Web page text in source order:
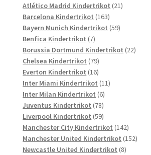
Produkte
Atlético Madrid Kindertrikot 2121
Barcelona Kindertrikot 163163
Produkte
Bayern Munich Kindertrikot 5959
Benfica Kindertrikot 77
Produkte
Borussia Dortmund Kindertrikot 2222
Chelsea Kindertrikot 7979
Produkte
Everton Kindertrikot 1616
Produkte
Inter Miami Kindertrikot 1111
Inter Milan Kindertrikot 66
Produkte
Juventus Kindertrikot 7878
Produkte
Liverpool Kindertrikot 5959
Produkte
Manchester City Kindertrikot 142142
Produkte
Manchester United Kindertrikot 152152
Newcastle United Kindertrikot 88